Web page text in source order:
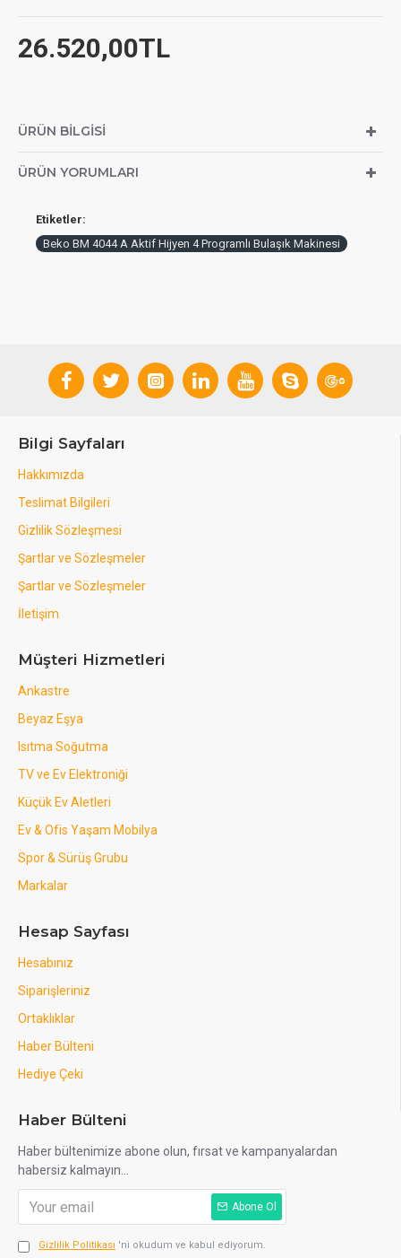
26.520,00TL
ÜRÜN BILGISI
ÜRÜN YORUMLARI
Etiketler:
Beko BM 4044 A Aktif Hijyen 4 Programlı Bulaşık Makinesi
Bilgi Sayfaları
Hakkımızda
Teslimat Bilgileri
Gizlilik Sözleşmesi
Şartlar ve Sözleşmeler
Şartlar ve Sözleşmeler
İletişim
Müşteri Hizmetleri
Ankastre
Beyaz Eşya
Isıtma Soğutma
TV ve Ev Elektroniği
Küçük Ev Aletleri
Ev & Ofis Yaşam Mobilya
Spor & Sürüş Grubu
Markalar
Hesap Sayfası
Hesabınız
Siparişleriniz
Ortaklıklar
Haber Bülteni
Hediye Çeki
Haber Bülteni
Haber bültenimize abone olun, fırsat ve kampanyalardan
habersiz kalmayın...
Abone Ol
Gizlilik Politikası 'ni okudum ve kabul ediyorum.